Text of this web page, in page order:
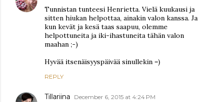
Tunnistan tunteesi Henrietta. Vielä kuukausi ja
sitten hiukan helpottaa, ainakin valon kanssa. Ja
kun kevät ja kesä taas saapuu, olemme
helpottuneita ja iki-ihastuneita tähän valon
maahan ;-)
Hyvää itsenäisyyspäivää sinullekin =)
REPLY
Tillariina December 6, 2015 at 4:24 PM